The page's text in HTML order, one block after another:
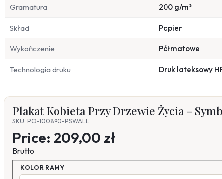
Gramatura 200 g/m²
Skład Papier
Wykończenie Półmatowe
Technologia druku Druk lateksowy
Plakat Kobieta Przy Drzewie Życia –
SKU: PO-100890-PSWALL
Price: 209,00 zł
Brutto
KOLOR RAMY